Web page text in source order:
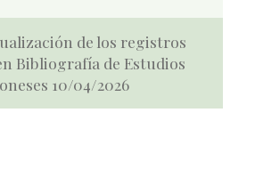
de los registros
Bibliografía de Estudios
10/04/2026